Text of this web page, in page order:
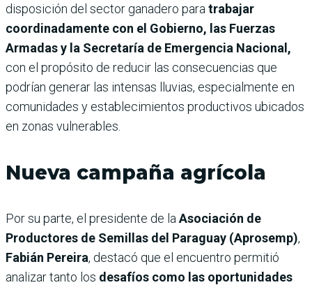
disposición del sector ganadero para trabajar
coordinadamente con el Gobierno, las Fuerzas
Armadas y la Secretaría de Emergencia Nacional,
con el propósito de reducir las consecuencias que
podrían generar las intensas lluvias, especialmente en
comunidades y establecimientos productivos ubicados
en zonas vulnerables.
Nueva campaña agrícola
Por su parte, el presidente de la Asociación de
Productores de Semillas del Paraguay (Aprosemp),
Fabián Pereira, destacó que el encuentro permitió
analizar tanto los desafíos como las oportunidades